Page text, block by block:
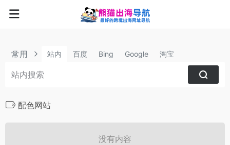
常用 站内 百度 Bing Google 淘宝
配色网站
没有内容